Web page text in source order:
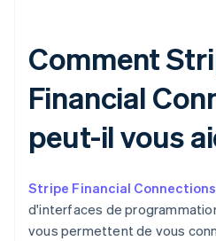
Comment
Financial
peut-il vous
Stripe Financial Connections
d'interfaces de
vous permettent de vous